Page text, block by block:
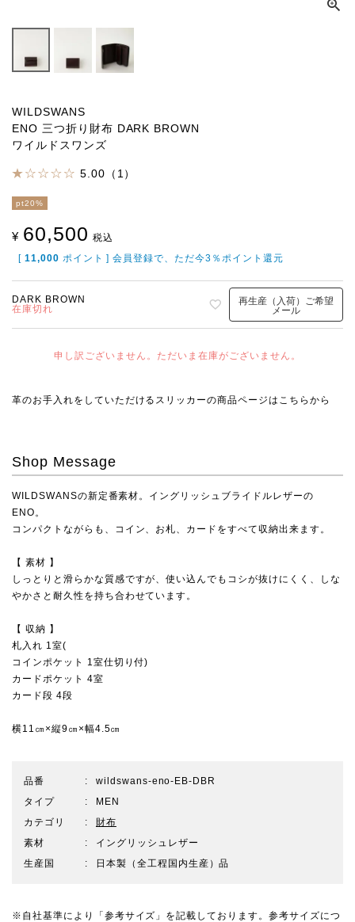
WILDSWANS
ENO 三つ折り財布 DARK BROWN
ワイルドスワンズ
5.00（1）
pt20%
¥ 60,500 税込
[ 11,000 ポイント ] 会員登録で、ただ今3％ポイント還元
DARK BROWN
在庫切れ
再生産（入荷）ご希望
メール
申し訳ございません。ただいま在庫がございません。
革のお手入れをしていただける スリッカーの商品ページはこちらから
Shop Message
WILDSWANSの新定番素材。イングリッシュブライドルレザーの
ENO。
コンパクトながらも、コイン、お札、カードをすべて収納出来ます。
【 素材 】
しっとりと滑らかな質感ですが、使い込んでもコシが抜けにくく、しな
やかさと耐久性を持ち合わせています。
【 収納 】
札入れ 1室(
コインポケット 1室仕切り付)
カードポケット 4室
カード段 4段
横11㎝×縦9㎝×幅4.5㎝
品番
wildswans-eno-EB-DBR
タイプ
MEN
カテゴリ
財布
素材
イングリッシュレザー
生産国
日本製（全工程国内生産）品
※自社基準により「参考サイズ」を記載しております。参考サイズにつ